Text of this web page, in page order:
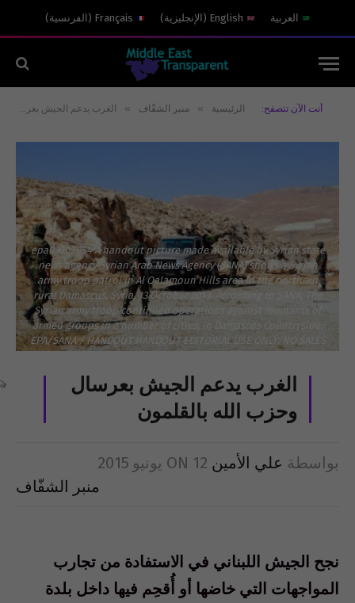
العربية English
( الإنجليزية)
Français
( الفرنسية)
أنت الآن تتصفح: الرئيسية » منبر الشفّاف » الغرب يدعم الجيش بعرسال وحزب الله بالقلمون
epa03909054 A handout picture made available by Syrian state
news agency Syrian Arab News Agency (SANA) shows a Syrian
army troop patrol in Al Qalamoun Hills area in the northern
rural Damascus, Syria, 13 October 2013. According to SANA, The
Syrian army troop continued operations against remnants of
armed groups in a number of cities, in Damascus Countryside.
EPA/SANA / HANDOUT HANDOUT EDITORIAL USE ONLY/NO SALES
الغرب يدعم الجيش بعرسال
وحزب الله بالقلمون
بواسطة علي الأمين ON 12 يونيو 2015
منبر الشفّاف
نجح الجيش اللبناني في الاستفادة من تجارب
المواجهات التي خاضها أو أُقحِم فيها داخل بلدة